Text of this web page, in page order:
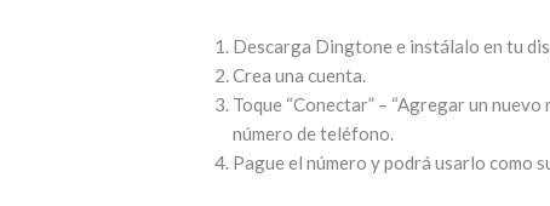
Descarga Dingtone e instálalo en tu
Crea una cuenta.
Toque “Conectar” – “Agregar un
número de teléfono.
Pague el número y podrá usarlo como